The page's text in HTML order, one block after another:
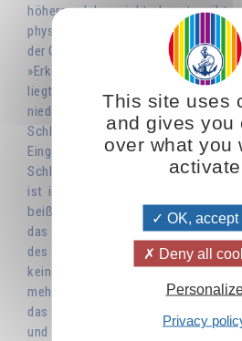
höheren Ichs nicht kennt, gibt
physischen Körper, der übersättigt
der Geist vor Hunger und Durst fast
»Erkenne Dich selbst!« Das ganze
liegt darin, sich zu erkennen, sich
niedere Ich mit dem höheren
Schlange, die sich in den Schwanz
Eingeweihten, dem es gelungen ist,
Schlange ist eine gerade oder
ist immer begrenzt. Die Schlange,
beißt, wird zu einem Kreis, und der
das Unbegrenzte, die Ewigkeit. Der
des Kreises verwirklichen konnte,
keine Grenzen, keine Trennung
mehr gibt, denn alle Kräfte, alle
das wahre Ich besitzt, fließen in das
und das Große sind nur mehr eins,
This site uses
and gives you
over what you
activate
OK, accept
Deny all
Privacy